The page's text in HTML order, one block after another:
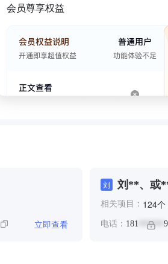
会员尊享权益
立即查看
刘 刘**、或
相关项目： 124个
电话： 181 ******